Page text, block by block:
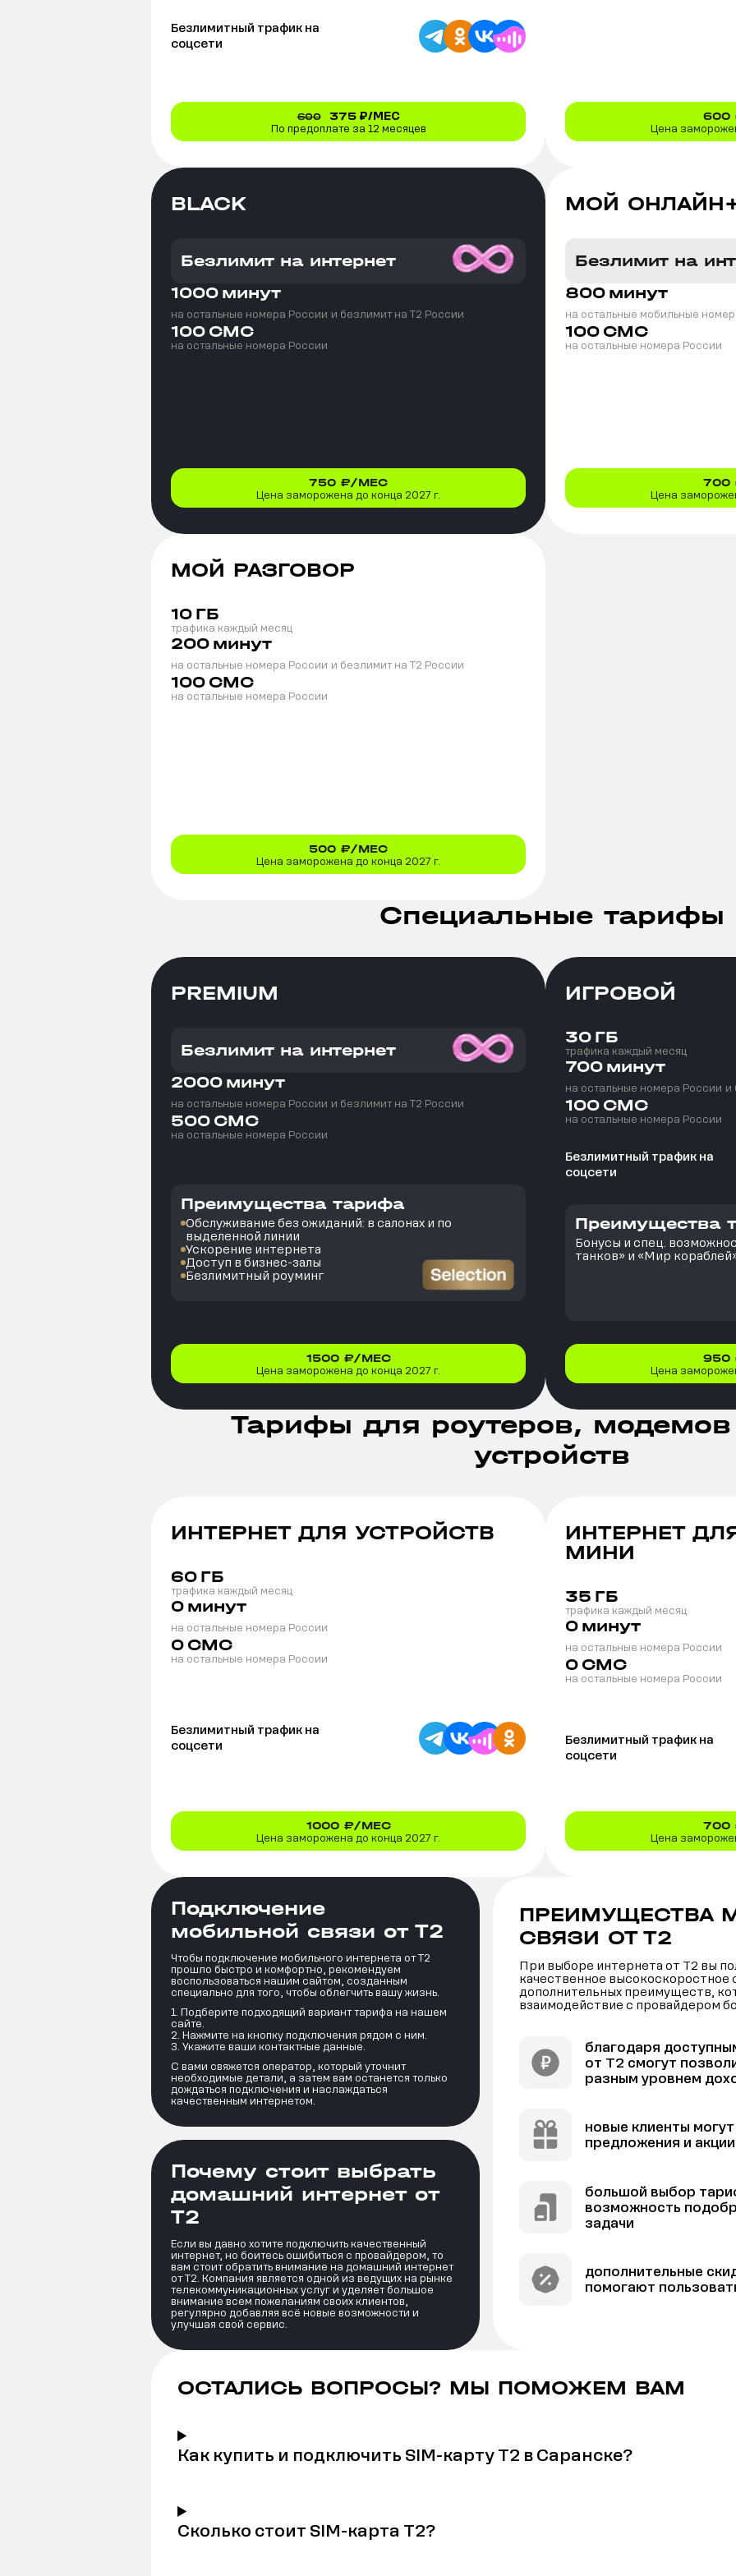
Безлимитный трафик на
соцсети
600 375₽/МЕС
По предоплате за 12 месяцев
600
Цена
BLACK
Безлимит на интернет
1000 минут
на остальные номера России и безлимит на T2 России
100 СМС
на остальные номера России
750 ₽/МЕС
Цена заморожена до конца 2027 г.
МОЙ
Безлимит на
800 минут
на остальные мобильные
100 СМС
на остальные номера России
700
Цена
МОЙ РАЗГОВОР
10 ГБ
трафика каждый месяц
200 минут
на остальные номера России и безлимит на T2 России
100 СМС
на остальные номера России
500 ₽/МЕС
Цена заморожена до конца 2027 г.
Специальные тарифы
PREMIUM
Безлимит на интернет
2000 минут
на остальные номера России и безлимит на T2 России
500 СМС
на остальные номера России
Преимущества тарифа
Обслуживание без ожиданий: в салонах и по
выделенной линии
Ускорение интернета
Доступ в бизнес-залы
Безлимитный роуминг
1500 ₽/МЕС
Цена заморожена до конца 2027 г.
ИГРОВОЙ
30 ГБ
трафика каждый месяц
700 минут
на остальные номера России и
100 СМС
на остальные номера России
Безлимитный трафик на
соцсети
Преимущества
Бонусы и спец.
танков» и «Мир
950
Цена
Тарифы для роутеров,
устройств
ИНТЕРНЕТ ДЛЯ УСТРОЙСТВ
60 ГБ
трафика каждый месяц
0 минут
на остальные номера России
0 СМС
на остальные номера России
Безлимитный трафик на
соцсети
1000 ₽/МЕС
Цена заморожена до конца 2027 г.
ИНТЕРНЕТ
МИНИ
35 ГБ
трафика каждый месяц
0 минут
на остальные номера России
0 СМС
на остальные номера России
Безлимитный трафик на
соцсети
700
Цена
Подключение
мобильной связи от Т2
Чтобы подключение мобильного интернета от Т2
прошло быстро и комфортно, рекомендуем
воспользоваться нашим сайтом, созданным
специально для того, чтобы облегчить вашу жизнь.
Подберите подходящий вариант тарифа на нашем
сайте.
Нажмите на кнопку подключения рядом с ним.
Укажите ваши контактные данные.
С вами свяжется оператор, который уточнит
необходимые детали, а затем вам останется только
дождаться подключения и наслаждаться
качественным интернетом.
Почему стоит выбрать
домашний интернет от
Т2
Если вы давно хотите подключить качественный
интернет, но боитесь ошибиться с провайдером, то
вам стоит обратить внимание на домашний интернет
от Т2. Компания является одной из ведущих на рынке
телекоммуникационных услуг и уделяет большое
внимание всем пожеланиям своих клиентов,
регулярно добавляя всё новые возможности и
улучшая свой сервис.
ПРЕИМУЩЕСТВА
СВЯЗИ ОТ Т2
При выборе интернета от Т2 вы
качественное высокоскоростное
дополнительных преимуществ,
взаимодействие с провайдером
благодаря
от Т2 смогут
разным уровнем
новые клиенты
предложения и
большой выбор
возможность
задачи
дополнительные
помогают
ОСТАЛИСЬ ВОПРОСЫ? МЫ ПОМОЖЕМ ВАМ
Как купить и подключить SIM-карту Т2 в Саранске?
Сколько стоит SIM-карта Т2?